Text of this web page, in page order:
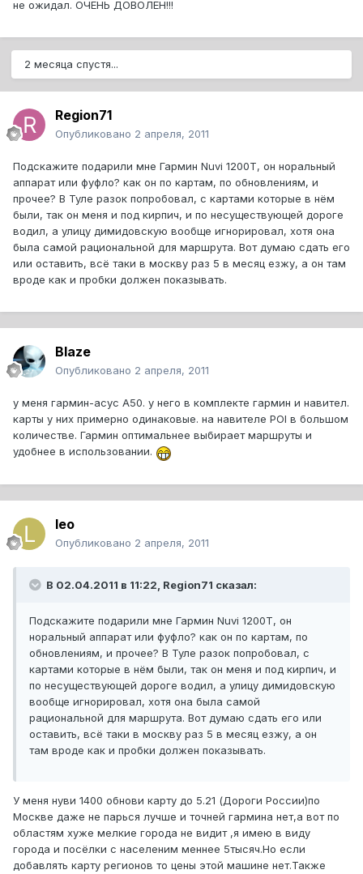
не ожидал. ОЧЕНЬ ДОВОЛЕН!!!
2 месяца спустя...
Region71
Опубликовано 2 апреля, 2011
Подскажите подарили мне Гармин Nuvi 1200T, он норальный
аппарат или фуфло? как он по картам, по обновлениям, и
прочее? В Туле разок попробовал, с картами которые в нём
были, так он меня и под кирпич, и по несуществующей дороге
водил, а улицу димидовскую вообще игнорировал, хотя она
была самой рациональной для маршрута. Вот думаю сдать его
или оставить, всё таки в москву раз 5 в месяц езжу, а он там
вроде как и пробки должен показывать.
Blaze
Опубликовано 2 апреля, 2011
у меня гармин-асус А50. у него в комплекте гармин и навител.
карты у них примерно одинаковые. на навителе POI в большом
количестве. Гармин оптимальнее выбирает маршруты и
удобнее в использовании.
leo
Опубликовано 2 апреля, 2011
В 02.04.2011 в 11:22, Region71 сказал:
Подскажите подарили мне Гармин Nuvi 1200T, он
норальный аппарат или фуфло? как он по картам, по
обновлениям, и прочее? В Туле разок попробовал, с
картами которые в нём были, так он меня и под кирпич, и
по несуществующей дороге водил, а улицу димидовскую
вообще игнорировал, хотя она была самой
рациональной для маршрута. Вот думаю сдать его или
оставить, всё таки в москву раз 5 в месяц езжу, а он
там вроде как и пробки должен показывать.
У меня нуви 1400 обнови карту до 5.21 (Дороги России)по
Москве даже не парься лучше и точней гармина нет,а вот по
областям хуже мелкие города не видит ,я имею в виду
города и посёлки с населеним меннее 5тысяч.Но если
добавлять карту регионов то цены этой машине нет.Также